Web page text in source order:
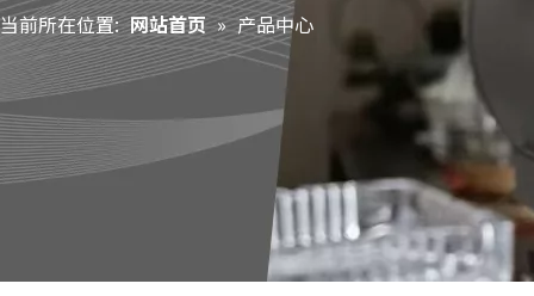
当前所在位置: 网站首页 » 产品中心